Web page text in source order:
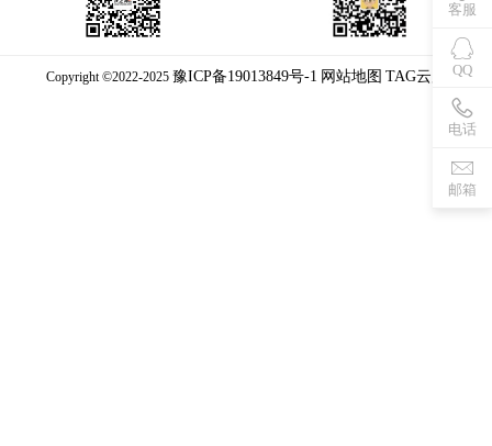
客服
QQ
电话
邮箱
Copyright ©2022-2025 豫ICP备19013849号-1 网站地图 TAG云库